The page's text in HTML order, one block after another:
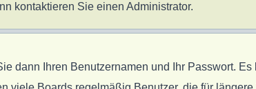
kontaktieren Sie einen Administrator.
dann Ihren Benutzernamen und Ihr Passwort. Es